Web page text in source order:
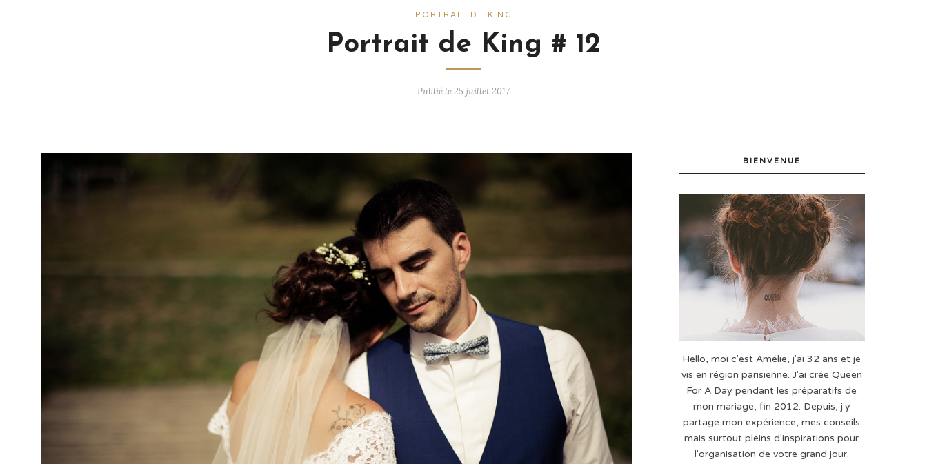
PORTRAIT DE KING
Portrait de King # 12
Publié le 25 juillet 2017
BIENVENUE
Hello, moi c'est Amélie, j'ai 32 ans et je
vis en région parisienne. J'ai crée Queen
For A Day pendant les préparatifs de
mon mariage, fin 2012. Depuis, j'y
partage mon expérience, mes conseils
mais surtout pleins d'inspirations pour
l'organisation de votre grand jour.